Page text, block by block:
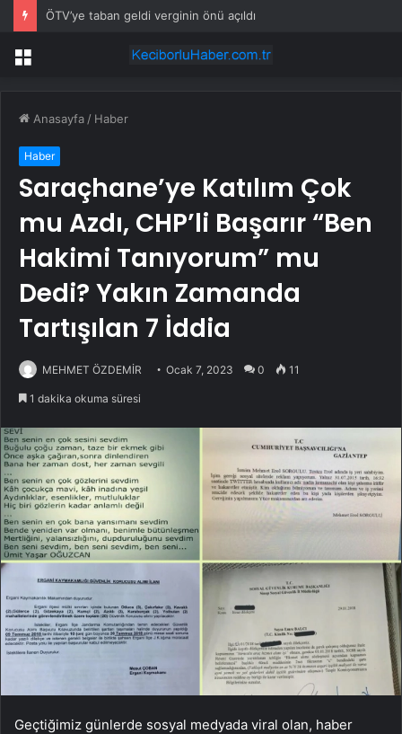
ÖTV’ye taban geldi verginin önü açıldı
Menü
Anasayfa / Haber
Haber
Saraçhane’ye Katılım Çok
mu Azdı, CHP’li Başarır “Ben
Hakimi Tanıyorum” mu
Dedi? Yakın Zamanda
Tartışılan 7 İddia
MEHMET ÖZDEMİR Ocak 7, 2023 0 11
1 dakika okuma süresi
Geçtiğimiz günlerde sosyal medyada viral olan, haber